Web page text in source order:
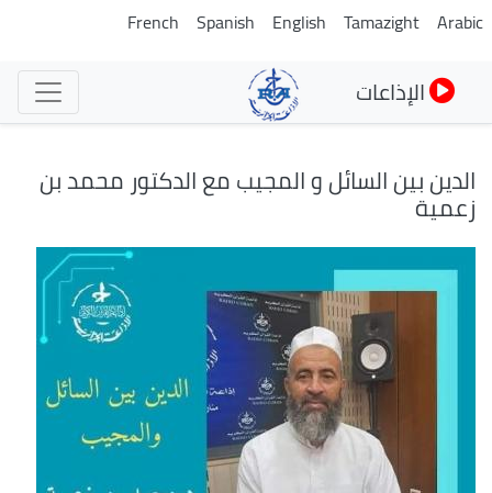
تجاوز
Arabic
Tamazight
English
Spanish
French
الإذاعات
الدين بين السائل و المجيب مع الدكتور محمد بن
زعمية